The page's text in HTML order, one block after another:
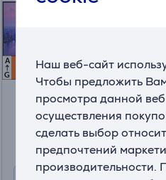
Наш веб-сайт
Чтобы предложить
просмотра данной
осуществления
сделать выбор
предпочтений
производительности.
A
G
На
Цена:
10